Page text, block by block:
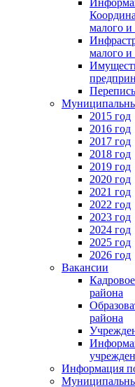
малого и
малого и
2015 год
2016 год
2017 год
2018 год
2019 год
2020 год
2021 год
2022 год
2023 год
2024 год
2025 год
2026 год
Вакансии
района
района
Информация